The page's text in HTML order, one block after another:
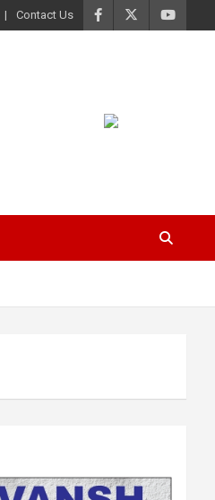
Contact Us